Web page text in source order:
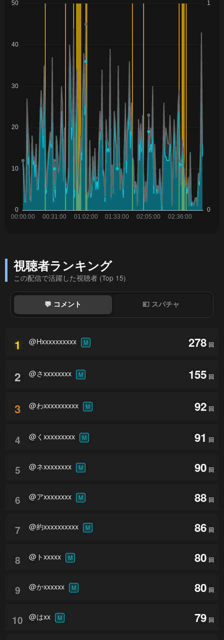
視聴者ランキング
この配信で活躍した視聴者 (Top 15)
💬 コメント 💴 スパチャ
1 @Hxxxxxxxxxx M 278 回
2 @さxxxxxxxx M 155 回
3 @わxxxxxxxxxx M 92 回
4 @くxxxxxxxxx M 91 回
5 @ネxxxxxxxx M 90 回
6 @アxxxxxxxx M 88 回
7 @約xxxxxxxxxx M 86 回
8 @トxxxxx M 80 回
9 @かxxxxxx M 80 回
10 @はxx M 79 回